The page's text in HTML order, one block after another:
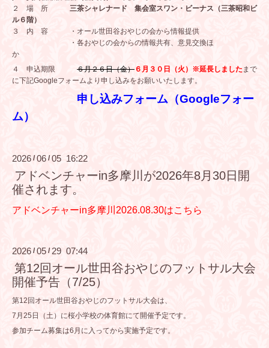
２ 場 所 三茶シャレナード 集会室スワン・ビーナス（三茶昭和ビ
ル６階）
３ 内 容 ・オール世田谷おやじの会から情報提供
・ 各おやじの会からの情報共有、意見交換ほ
か
４ 申込期限 ６月２６日（金） ６月３０日（火）※延長しました まで
に下記Googleフォームより申し込みをお願いいたします。
申し込みフォーム（Googleフォー
ム）
2026 /06 /05 16:22
アドベンチャーin多摩川が2026年8月30日開
催されます。
アドベンチャーin多摩川2026.08.30はこちら
2026 / 05 / 29 07:44
第12回オール世田谷おやじのフットサル大会
開催予告（7/25）
第12回オール世田谷おやじのフットサル大会は、
7月25日（土）に桜小学校の体育館にて開催予定です。
参加チーム募集は6月に入ってから実施予定です。